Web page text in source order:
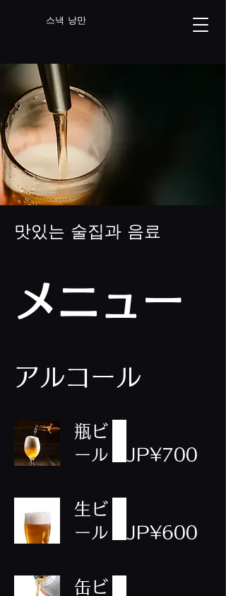
스낵 낭만
맛있는 술집과 음료
メニュー
アルコール
瓶ビ
ール
JP¥700
生ビ
ール
JP¥600
缶ビ